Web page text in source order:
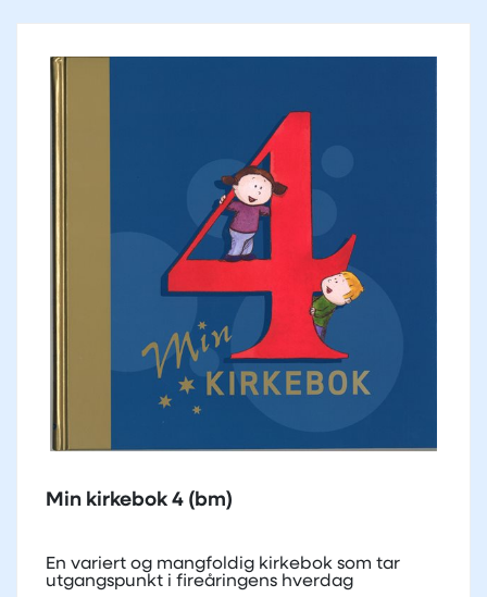
Min kirkebok 4 (bm)
En variert og mangfoldig kirkebok som tar
utgangspunkt i fireåringens hverdag